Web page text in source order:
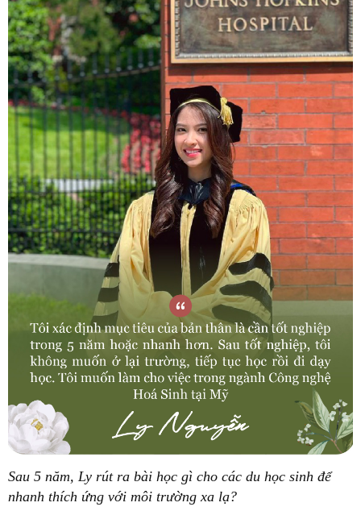
Sau 5 năm, Ly rút ra bài học gì cho các du học sinh để
nhanh thích ứng với môi trường xa lạ?